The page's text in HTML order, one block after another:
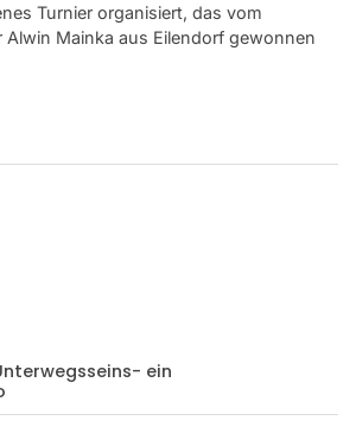
Turnier organisiert, das vom
Alwin Mainka aus Eilendorf gewonnen
ein